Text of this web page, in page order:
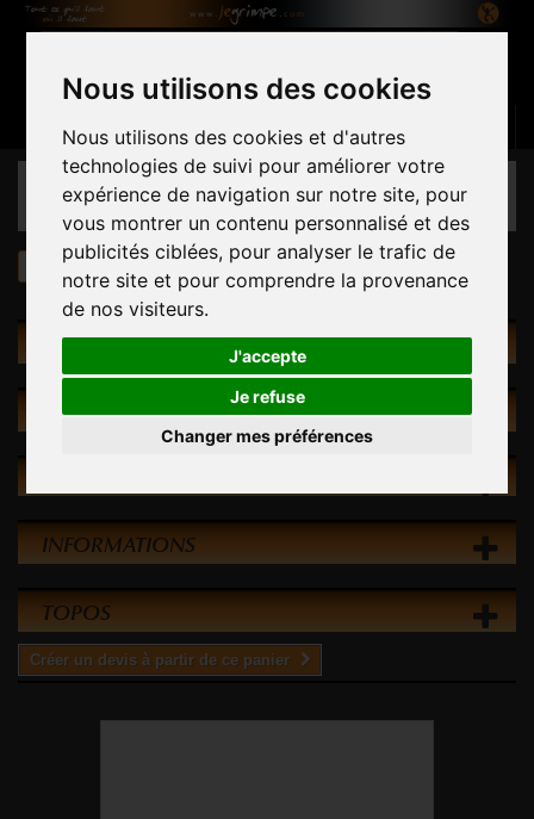
Nous utilisons des cookies
Nous utilisons des cookies et d'autres
technologies de suivi pour améliorer votre
expérience de navigation sur notre site, pour
vous montrer un contenu personnalisé et des
publicités ciblées, pour analyser le trafic de
notre site et pour comprendre la provenance
de nos visiteurs.
J'accepte
Je refuse
Changer mes préférences
Panier (vide)
CATÉGORIES
Europe Granite Teagan XL - Pinches
PRISES
PROMOTIONS
INFORMATIONS
TOPOS
Créer un devis à partir de ce panier